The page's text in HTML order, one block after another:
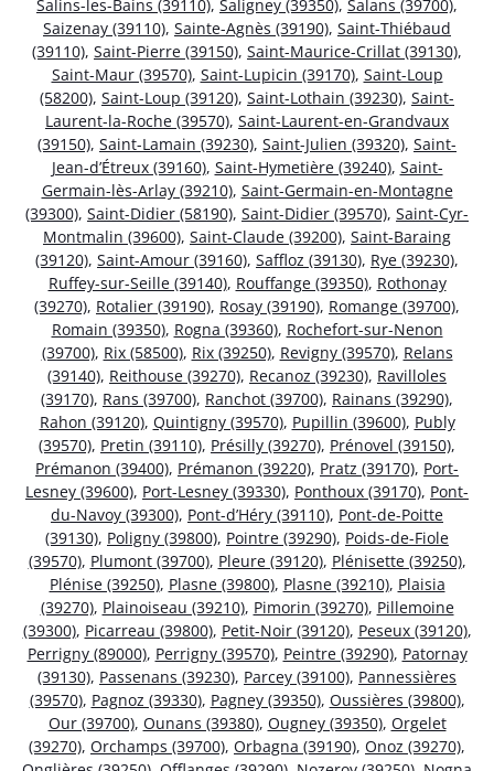
Salins-les-Bains (39110), Saligney (39350), Salans (39700),
Saizenay (39110), Sainte-Agnès (39190), Saint-Thiébaud
(39110), Saint-Pierre (39150), Saint-Maurice-Crillat (39130),
Saint-Maur (39570), Saint-Lupicin (39170), Saint-Loup
(58200), Saint-Loup (39120), Saint-Lothain (39230), Saint-
Laurent-la-Roche (39570), Saint-Laurent-en-Grandvaux
(39150), Saint-Lamain (39230), Saint-Julien (39320), Saint-
Jean-d’Étreux (39160), Saint-Hymetière (39240), Saint-
Germain-lès-Arlay (39210), Saint-Germain-en-Montagne
(39300), Saint-Didier (58190), Saint-Didier (39570), Saint-Cyr-
Montmalin (39600), Saint-Claude (39200), Saint-Baraing
(39120), Saint-Amour (39160), Saffloz (39130), Rye (39230),
Ruffey-sur-Seille (39140), Rouffange (39350), Rothonay
(39270), Rotalier (39190), Rosay (39190), Romange (39700),
Romain (39350), Rogna (39360), Rochefort-sur-Nenon
(39700), Rix (58500), Rix (39250), Revigny (39570), Relans
(39140), Reithouse (39270), Recanoz (39230), Ravilloles
(39170), Rans (39700), Ranchot (39700), Rainans (39290),
Rahon (39120), Quintigny (39570), Pupillin (39600), Publy
(39570), Pretin (39110), Présilly (39270), Prénovel (39150),
Prémanon (39400), Prémanon (39220), Pratz (39170), Port-
Lesney (39600), Port-Lesney (39330), Ponthoux (39170), Pont-
du-Navoy (39300), Pont-d’Héry (39110), Pont-de-Poitte
(39130), Poligny (39800), Pointre (39290), Poids-de-Fiole
(39570), Plumont (39700), Pleure (39120), Plénisette (39250),
Plénise (39250), Plasne (39800), Plasne (39210), Plaisia
(39270), Plainoiseau (39210), Pimorin (39270), Pillemoine
(39300), Picarreau (39800), Petit-Noir (39120), Peseux (39120),
Perrigny (89000), Perrigny (39570), Peintre (39290), Patornay
(39130), Passenans (39230), Parcey (39100), Pannessières
(39570), Pagnoz (39330), Pagney (39350), Oussières (39800),
Our (39700), Ounans (39380), Ougney (39350), Orgelet
(39270), Orchamps (39700), Orbagna (39190), Onoz (39270),